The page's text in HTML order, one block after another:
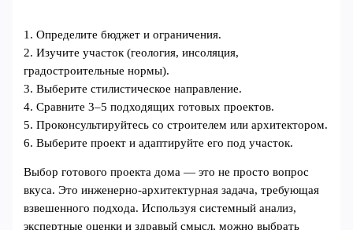
1. Определите бюджет и ограничения.
2. Изучите участок (геология, инсоляция,
градостроительные нормы).
3. Выберите стилистическое направление.
4. Сравните 3–5 подходящих готовых проектов.
5. Проконсультируйтесь со строителем или архитектором.
6. Выберите проект и адаптируйте его под участок.
Выбор готового проекта дома — это не просто вопрос
вкуса. Это инженерно-архитектурная задача, требующая
взвешенного подхода. Используя системный анализ,
экспертные оценки и здравый смысл, можно выбрать